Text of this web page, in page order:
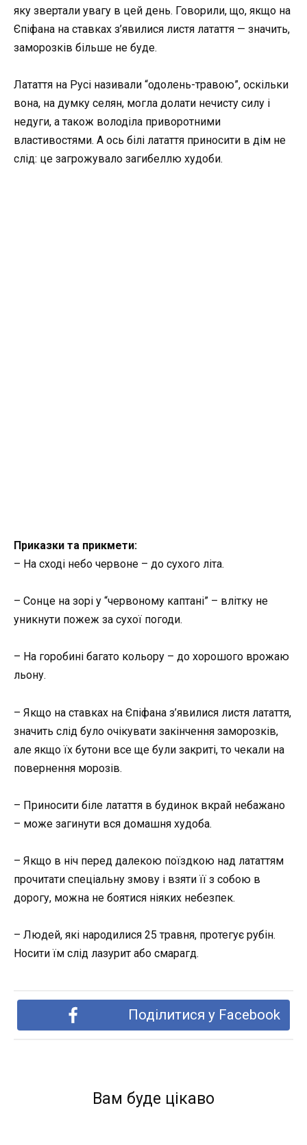
яку звертали увагу в цей день. Говорили, що, якщо на
Єпіфана на ставках з’явилися листя латаття — значить,
заморозків більше не буде.
Латаття на Русі називали “одолень-травою”, оскільки
вона, на думку селян, могла долати нечисту силу і
недуги, а також володіла приворотними
властивостями. А ось білі латаття приносити в дім не
слід: це загрожувало загибеллю худоби.
Приказки та прикмети:
– На сході небо червоне – до сухого літа.
– Сонце на зорі у “червоному каптані” – влітку не
уникнути пожеж за сухої погоди.
– На горобині багато кольору – до хорошого врожаю
льону.
– Якщо на ставках на Єпіфана з’явилися листя латаття,
значить слід було очікувати закінчення заморозків,
але якщо їх бутони все ще були закриті, то чекали на
повернення морозів.
– Приносити біле латаття в будинок вкрай небажано
– може загинути вся домашня худоба.
– Якщо в ніч перед далекою поїздкою над лататтям
прочитати спеціальну змову і взяти її з собою в
дорогу, можна не боятися ніяких небезпек.
– Людей, які народилися 25 травня, протегує рубін.
Носити їм слід лазурит або смарагд.
Поділитися у Facebook
Вам буде цікаво